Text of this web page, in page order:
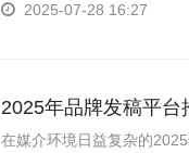
2025-07-28 16:27
2025年品牌发稿平
在媒介环境日益复杂的